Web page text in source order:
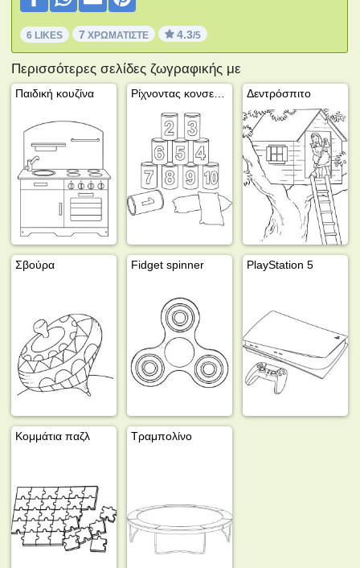
6 LIKES 7 ΧΡΩΜΑΤΊΣΤΕ 4.3/5
Περισσότερες σελίδες ζωγραφικής με
Παιδική κουζίνα Δεντρόσπιτο
Σβούρα Fidget spinner PlayStation 5
Κομμάτια παζλ Τραμπολίνο